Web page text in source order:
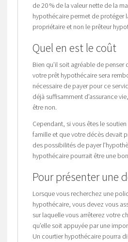
de 20 % de la valeur nette de la
hypothécaire permet de protéger
propriétaire et non le prêteur
Quel en est le coût
Bien qu’il soit agréable de penser
votre prêt hypothécaire sera
nécessaire de payer pour ce
déjà suffisamment d’assurance
être non.
Cependant, si vous êtes le
famille et que votre décès devait
des possibilités de payer
hypothécaire pourrait être une
Pour présenter une
Lorsque vous recherchez une
hypothécaire, vous devez vous
sur laquelle vous arrêterez votre
qu’elle soit appuyée par une
Un courtier hypothécaire pourra